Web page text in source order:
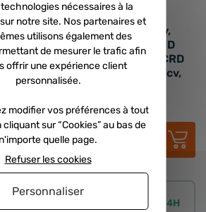
neuve - 2.4 JTD 140cv, 150cv,
163cv, 2.5 TDI V6 150cv, 2.5 D
2.5 D 24V 177cv, 163cv, 3.0 CRD
2.8 D 130cv, 3.0 HPT 177cv,
150cv, 2.9 TDI 177
50,00 €HT
60,00 €
Expédié sous 24H
technologies nécessaires à la
notre site. Nos partenaires et
utilisons également des
de mesurer le trafic afin
offrir une expérience client
personnalisée.
modifier vos préférences à tout
sur “Cookies” au bas de
n'importe quelle page.
Refuser les cookies
Personnaliser